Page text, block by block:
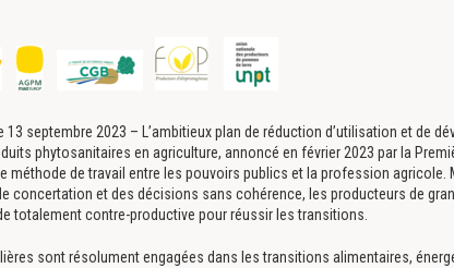
13 septembre 2023 – L’ambitieux plan de réduction d’utilisation et de
phytosanitaires en agriculture, annoncé en février 2023 par la
méthode de travail entre les pouvoirs publics et la profession agricole.
concertation et des décisions sans cohérence, les producteurs de
totalement contre-productive pour réussir les transitions.
sont résolument engagées dans les transitions alimentaires,